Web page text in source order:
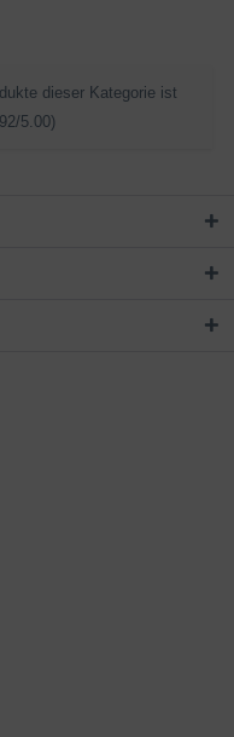
dieser Kategorie ist
5.00)